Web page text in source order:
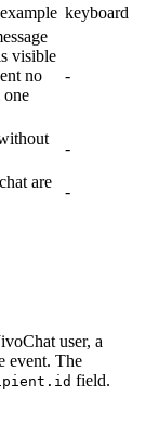
keyboard
visible
no
one
-
-
are
-
user, a
event. The
field.